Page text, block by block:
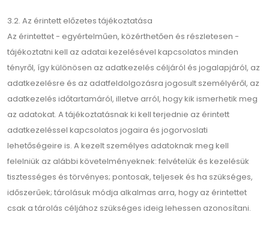
3.2. Az érintett előzetes tájékoztatása
Az érintettet - egyértelműen, közérthetően és részletesen -
tájékoztatni kell az adatai kezelésével kapcsolatos minden
tényről, így különösen az adatkezelés céljáról és jogalapjáról, az
adatkezelésre és az adatfeldolgozásra jogosult személyéről, az
adatkezelés időtartamáról, illetve arról, hogy kik ismerhetik meg
az adatokat. A tájékoztatásnak ki kell terjednie az érintett
adatkezeléssel kapcsolatos jogaira és jogorvoslati
lehetőségeire is. A kezelt személyes adatoknak meg kell
felelniük az alábbi követelményeknek: felvételük és kezelésük
tisztességes és törvényes; pontosak, teljesek és ha szükséges,
időszerűek; tárolásuk módja alkalmas arra, hogy az érintettet
csak a tárolás céljához szükséges ideig lehessen azonosítani.